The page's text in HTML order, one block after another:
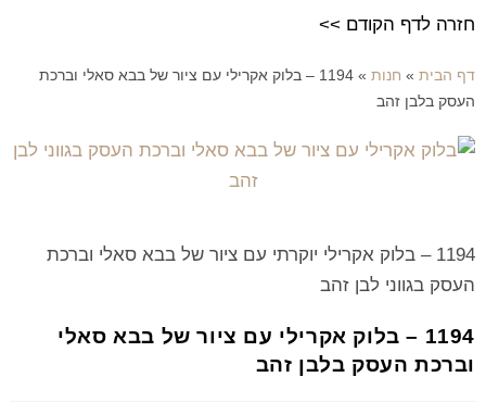
חזרה לדף הקודם >>
דף הבית » חנות »
1194 – בלוק אקרילי עם ציור של בבא סאלי וברכת
העסק בלבן זהב
1194 – בלוק אקרילי יוקרתי עם ציור של בבא סאלי וברכת
העסק בגווני לבן זהב
1194 – בלוק אקרילי עם ציור של בבא סאלי
וברכת העסק בלבן זהב